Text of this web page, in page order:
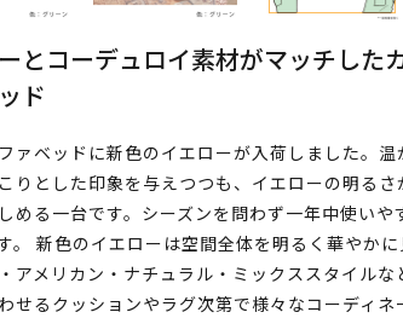
とコーデュロイ素材がマッチした
ド
ァベッドに新色のイエローが入荷しました。
りとした印象を与えつつも、イエローの明る
める一台です。シーズンを問わず一年中使い
。 新色のイエローは空間全体を明るく華やか
アメリカン・ナチュラル・ミックススタイル
せるクッションやラグ次第で様々なコーディ